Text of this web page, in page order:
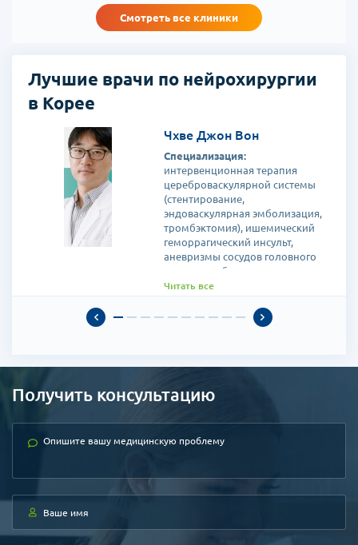
Смотреть все клиники
Лучшие врачи по нейрохирургии
в Корее
Чхве Джон Вон
Специализация:
интервенционная терапия
цереброваскулярной системы
(стентирование,
эндоваскулярная эмболизация,
тромбэктомия), ишемический
геморрагический инсульт,
аневризмы сосудов головного
мозга, церебральные
артериовенозные
артерий, гидроцефалия,
опухоли головного мозга,
множества научных обществ, в
внутривенной хирургии, нейро-
Читать все
Получить консультацию